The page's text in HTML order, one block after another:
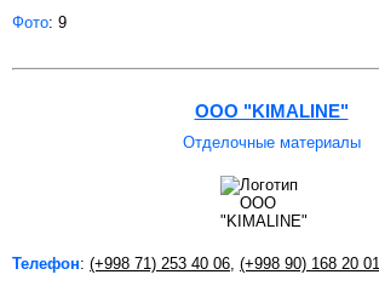
Фото: 9
ООО "KIMALINE"
Отделочные материалы
Телефон: (+998 71) 253 40 06 (+998 90) 168 20 01